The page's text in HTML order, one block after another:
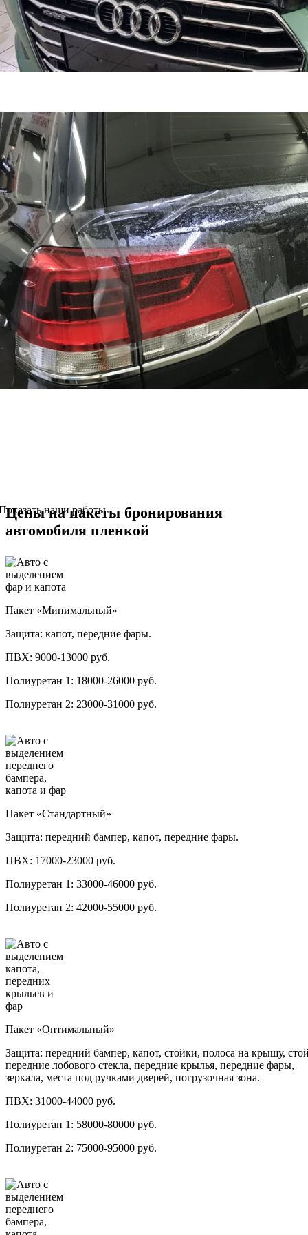
наши работы
Цены на пакеты бронирования
автомобиля пленкой
Пакет «Минимальный»
Защита: капот, передние фары.
ПВХ: 9000-13000 руб.
Полиуретан 1: 18000-26000 руб.
Полиуретан 2: 23000-31000 руб.
Пакет «Стандартный»
Защита: передний бампер, капот, передние фары.
ПВХ: 17000-23000 руб.
Полиуретан 1: 33000-46000 руб.
Полиуретан 2: 42000-55000 руб.
Пакет «Оптимальный»
Защита: передний бампер, капот, стойки, полоса на крышу,
передние лобового стекла, передние крылья, передние фары,
зеркала, места под ручками дверей, погрузочная зона.
ПВХ: 31000-44000 руб.
Полиуретан 1: 58000-80000 руб.
Полиуретан 2: 75000-95000 руб.